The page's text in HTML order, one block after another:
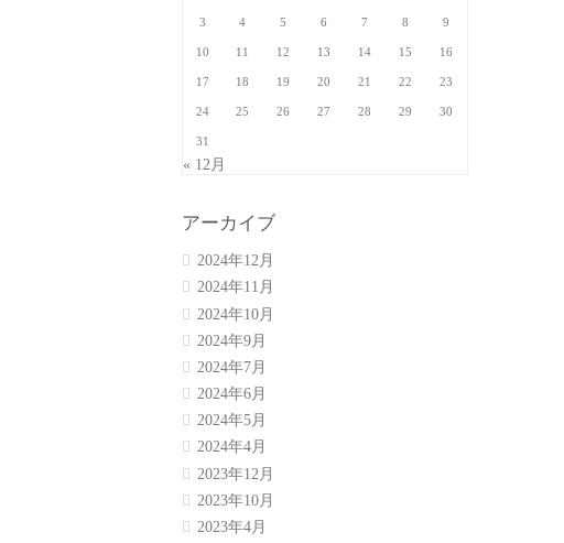
3 4 5 6 7 8 9
10 11 12 13 14 15 16
17 18 19 20 21 22 23
24 25 26 27 28 29 30
31
« 12月
アーカイブ
2024年12月
2024年11月
2024年10月
2024年9月
2024年7月
2024年6月
2024年5月
2024年4月
2023年12月
2023年10月
2023年4月